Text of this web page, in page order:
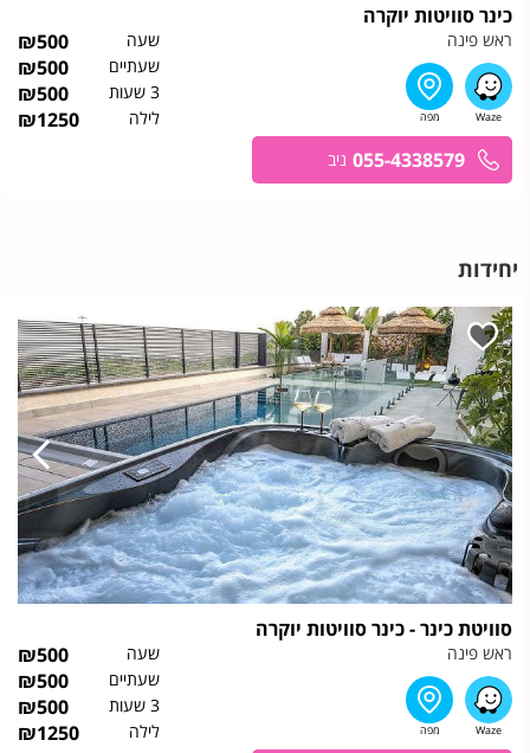
כינר סוויטות יוקרה
ראש פינה שעה ₪500
שעתיים ₪500
3 שעות ₪500
לילה ₪1250
055-4338579 ניב
יחידות
סוויטת כינר - כינר סוויטות יוקרה
ראש פינה שעה ₪500
שעתיים ₪500
3 שעות ₪500
לילה ₪1250